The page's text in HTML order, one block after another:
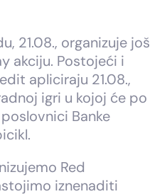
21.08., organizuje još
akciju. Postojeći i
apliciraju 21.08.,
igri u kojoj će po
Banke
Red
iznenaditi